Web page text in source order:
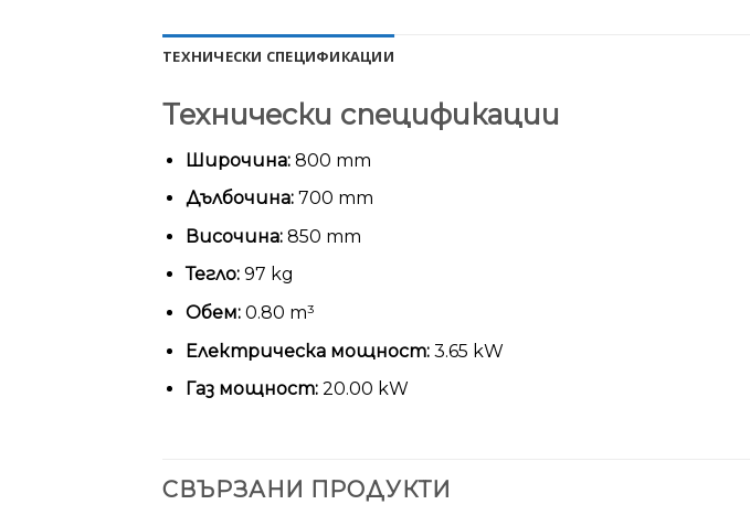
ТЕХНИЧЕСКИ СПЕЦИФИКАЦИИ
Технически спецификации
Широчина:800 mm
Дълбочина:700 mm
Височина:850 mm
Тегло:97 kg
Обем:0.80 m³
Електрическа мощност:3.65 kW
Газ мощност:20.00 kW
СВЪРЗАНИ ПРОДУКТИ